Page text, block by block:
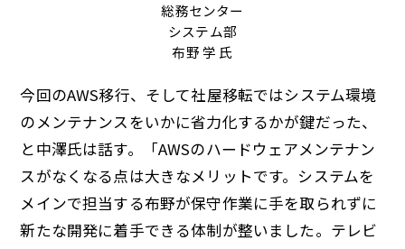
総務センター
システム部
布野 学 氏
今回のAWS移行、そして社屋移転ではシステム環境
のメンテナンスをいかに省力化するかが鍵だった、
と中澤氏は話す。「AWSのハードウェアメンテナン
スがなくなる点は大きなメリットです。システムを
メインで担当する布野が保守作業に手を取られずに
新たな開発に着手できる体制が整いました。テレビ